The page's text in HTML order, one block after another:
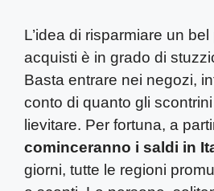
L’idea di risparmiare un bel
acquisti è in grado di
Basta entrare nei negozi,
conto di quanto gli
lievitare. Per fortuna, a
cominceranno i saldi in
giorni, tutte le regioni